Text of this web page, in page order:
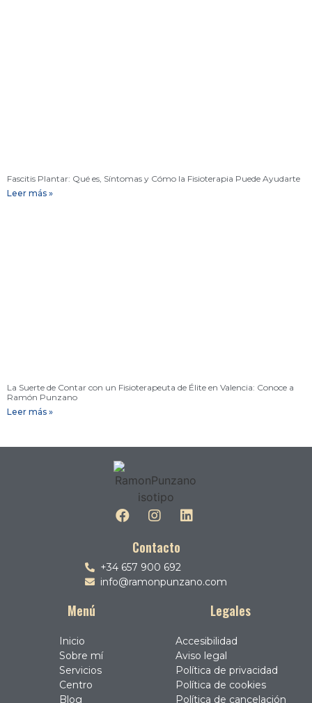
Fascitis Plantar: Qué es, Síntomas y Cómo la Fisioterapia Puede Ayudarte
Leer más »
La Suerte de Contar con un Fisioterapeuta de Élite en Valencia: Conoce a
Ramón Punzano
Leer más »
Contacto
+34 657 900 692
info@ramonpunzano.com
Menú
Inicio
Sobre mí
Servicios
Centro
Blog
Legales
Accesibilidad
Aviso legal
Política de privacidad
Política de cookies
Política de cancelación